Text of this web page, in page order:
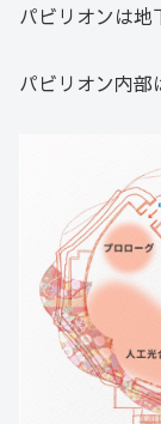
パビリオンは地
パビリオン内部